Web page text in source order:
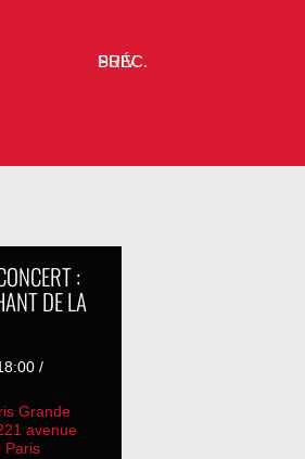
SUIV.
PRÉC.
:
DE LA
/
Grande
avenue
Paris